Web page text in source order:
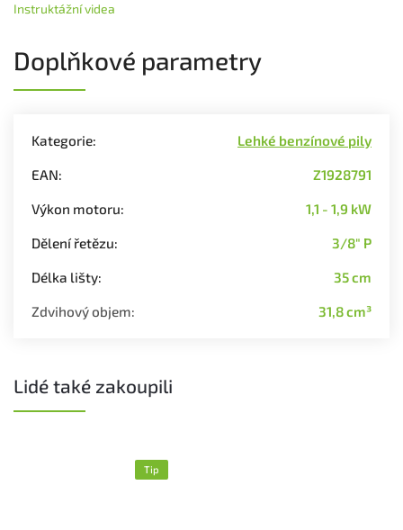
Instruktážní videa
Doplňkové parametry
Kategorie: Lehké benzínové pily
EAN: Z1928791
Výkon motoru: 1,1 - 1,9 kW
Dělení řetězu: 3/8" P
Délka lišty: 35 cm
Zdvihový objem: 31,8 cm³
Lidé také zakoupili
Tip